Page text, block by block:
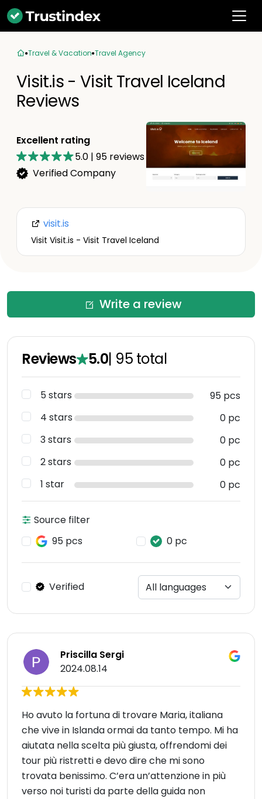
Travel & Vacation Travel Agency
Visit.is - Visit Travel Iceland
Reviews
Excellent rating
5.0 | 95 reviews
Verified Company
visit.is
Visit Visit.is - Visit Travel Iceland
Write a review
Reviews 5.0| 95 total
5 stars
95 pcs
4 stars
0 pc
3 stars
0 pc
2 stars
0 pc
1 star
0 pc
Source filter
95 pcs
0 pc
Verified
Priscilla Sergi
2024.08.14
Ho avuto la fortuna di trovare Maria, italiana
che vive in Islanda ormai da tanto tempo. Mi ha
aiutata nella scelta più giusta, offrendomi dei
tour più ristretti e devo dire che mi sono
trovata benissimo. C’era un’attenzione in più
verso noi turisti da parte della guida non